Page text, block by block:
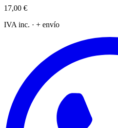
17,00 €
IVA inc. · + envío